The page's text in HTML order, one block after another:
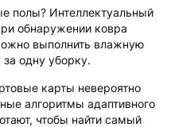
полы? Интеллектуальный
обнаружении ковра
выполнить влажную
одну уборку.
карты невероятно
алгоритмы адаптивного
чтобы найти самый